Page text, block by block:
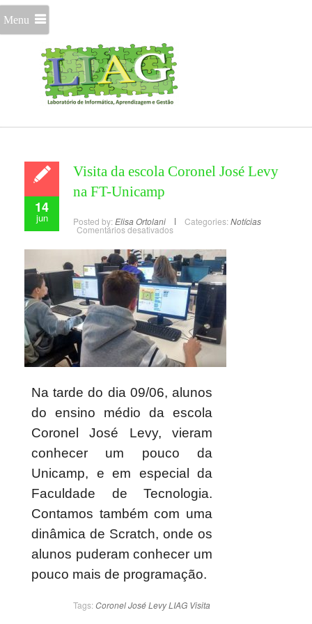
Menu
14
jun
Visita da escola Coronel José Levy
na FT-Unicamp
Posted by: Elisa Ortolani Categories: Notícias
Comentários desativados
Na tarde do dia 09/06, alunos
do ensino médio da escola
Coronel José Levy, vieram
conhecer um pouco da
Unicamp, e em especial da
Faculdade de Tecnologia.
Contamos também com uma
dinâmica de Scratch, onde os
alunos puderam conhecer um
pouco mais de programação.
Tags: Coronel José LevyLIAG Visita